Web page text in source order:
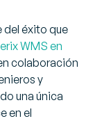
del éxito que
WMS en
colaboración
y
una única
en el